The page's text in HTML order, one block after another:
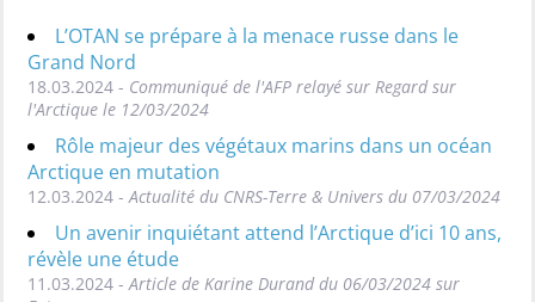
L’OTAN se prépare à la menace russe dans le
Grand Nord
18.03.2024 - Communiqué de l'AFP relayé sur Regard sur
l'Arctique le 12/03/2024
Rôle majeur des végétaux marins dans un océan
Arctique en mutation
12.03.2024 - Actualité du CNRS-Terre & Univers du 07/03/2024
Un avenir inquiétant attend l’Arctique d’ici 10 ans,
révèle une étude
11.03.2024 - Article de Karine Durand du 06/03/2024 sur